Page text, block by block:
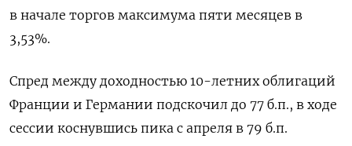
в начале торгов максимума пяти месяцев в
3,53%.
Спред между доходностью 10-летних облигаций
Франции и Германии подскочил до 77 б.п., в ходе
сессии коснувшись пика с апреля в 79 б.п.